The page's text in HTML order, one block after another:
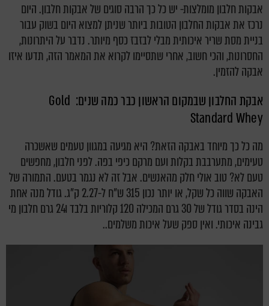
אבקות חלבון מומלצות- יש כל כך הרבה סוגים של אבקות חלבון. היום
נרכז את אבקות החלבון הטובות ביותר שניתן למצוא היום בשוק עבור
בניית מסת שריר איכותית מבלי לבזבז כסף מיותר. נדבר על היתרונות,
החסרונות, והכי חשוב, אחרי שתסיימו לקרוא את המאמר הזה, תדעו איזו
אבקה להזמין.
אבקת החלבון שבמקום הראשון כבר כמה שנים: Gold
Standard Whey
מה כל כך מיוחד באבקה הזאת? היא מגיעה במגוון טעמים שאשכרה
טעימים, מתערבבת בקלות ועם מרקם כיפי בפה. לפני חלבון, מחפשים
טעם לא? טוב אולי חלק מהאנשים. אבל זה לא נגמר בטעם. התמורה של
האבקה שווה כל שקל, או יותר נכון 315 ש"ח ל-2.27 ק"ג. גודל מנה אחת
הינה בסדר גודל של 30 גרם המכילה 120 קלוריות בלבד ו24 גרם חלבון מי
גבינה איכותי. ואין ספק שעל איכות משלמים..